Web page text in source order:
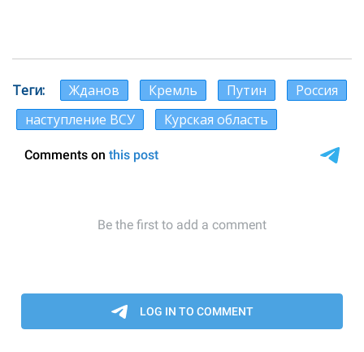
Теги Жданов Кремль Путин
Россия
наступление ВСУ
Курская область